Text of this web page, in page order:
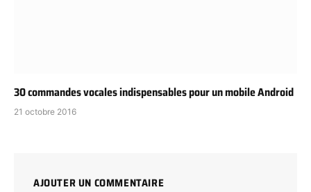
30 commandes vocales indispensables pour un mobile Android
21 octobre 2016
AJOUTER UN COMMENTAIRE